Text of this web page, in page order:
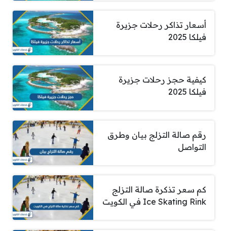
أسعار تذاكر رحلات جزيرة
فيلكا 2025
كيفية حجز رحلات جزيرة
فيلكا 2025
رقم صالة التزلج بيان وطرق
التواصل
كم سعر تذكرة صالة التزلج
Ice Skating Rink في الكويت